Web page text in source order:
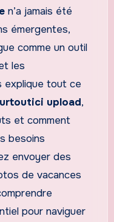
n’a jamais été
émergentes,
comme un outil
les
explique tout ce
upload,
et comment
besoins
envoyer des
de vacances
pour naviguer